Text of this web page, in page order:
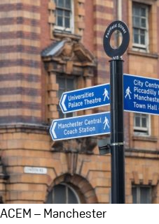
ACEM – Manchester